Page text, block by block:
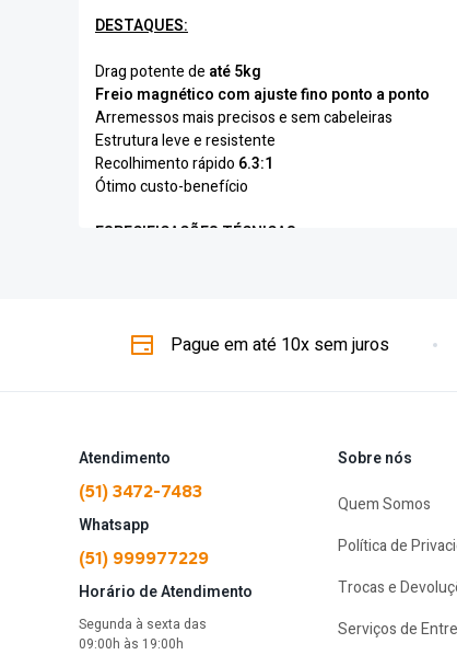
DESTAQUES:
Drag potente de até 5kg
Freio magnético com ajuste fino ponto a ponto
Arremessos mais precisos e sem cabeleiras
Estrutura leve e resistente
Recolhimento rápido 6.3:1
Ótimo custo-benefício
ESPECIFICAÇÕES TÉCNICAS:
Relação de recolhimento: 6.3:1
Chassi em grafite
Carretel em alumínio
Manivela em metal
Estrela em alumínio com ajuste ponto a ponto
Sistema de freio magnético
CAPACIDADE DE LINHA:
Pague em até 10x sem juros
Atendimento
(51) 3472-7483
Whatsapp
(51) 999977229
Horário de Atendimento
Segunda à sexta das
09:00h às 19:00h
Sobre nós
Quem Somos
Política de
Trocas e
Serviços de